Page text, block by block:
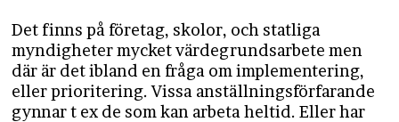
Det finns på företag, skolor, och statliga
myndigheter mycket värdegrundsarbete men
där är det ibland en fråga om implementering,
eller prioritering. Vissa anställningsförfarande
gynnar t ex de som kan arbeta heltid. Eller har